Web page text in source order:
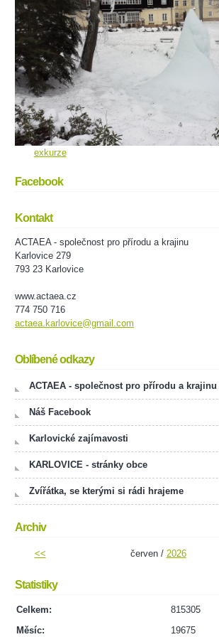
exkurze
Facebook
Kontakt
ACTAEA - společnost pro přírodu a krajinu
Karlovice 279
793 23 Karlovice
www.actaea.cz
774 750 716
actaea.karlovice@gmail.com
Oblíbené odkazy
ACTAEA - společnost pro přírodu a krajinu
Náš Facebook
Karlovické zajímavosti
KARLOVICE - stránky obce
Zvířátka, se kterými si rádi hrajeme
Archiv
<< červen / 2026
Statistiky
Celkem:
815305
Měsíc:
19675